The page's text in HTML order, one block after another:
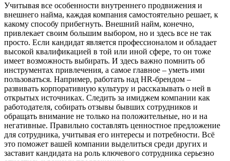
Учитывая все особенности внутреннего продвижения и
внешнего найма, каждая компания самостоятельно решает, к
какому способу прибегнуть. Внешний найм, конечно,
привлекает своим большим выбором, но и здесь все не так
просто. Если кандидат является профессионалом и обладает
высокой квалификацией в той или иной сфере, то он тоже
имеет возможность выбирать. И здесь важно помнить об
инструментах привлечения, а самое главное – уметь ими
пользоваться. Например, работать над HR-брендом –
развивать корпоративную культуру и рассказывать о ней в
открытых источниках. Следить за имиджем компании как
работодателя, собирать отзывы бывших сотрудников и
обращать внимание не только на положительные, но и на
негативные. Правильно составлять ценностное предложение
для сотрудника, учитывая его интересы и потребности. Всё
это поможет вашей компании выделиться среди других и
заставит кандидата на роль ключевого сотрудника серьезно